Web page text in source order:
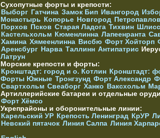
Сухопутные форты и крепости:
Выборг Гатчина Замок Бип Ивангород
Монастырь
Копорье Новгород
Порхов
Псков Старая Ладога Тихвин
Кастельхольм Кюменлинна Лапеенранта
Хамина Хямеенлинна Висбю Форт Хойторп
Аренсбург Нарва Таллинн Антипатрис
Латрун
Морские крепости и форты:
Кронштадт: город и о. Котлин Кронштадт:
Форты Южные Тронгзунд Форт Александр
Свартхольм Свеаборг Ханко Ваксхольм
Артиллерийские батареи и отдельные
Форт Хёмсо
Укрепрайоны и оборонительные линии:
Карельский УР Крепость Ленинград КрУР
Невский пятачок Линия Салпа Линия